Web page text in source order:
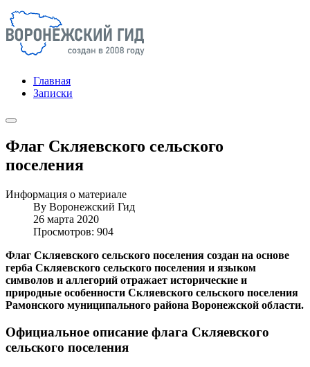
Главная
Записки
Флаг Скляевского сельского
поселения
Информация о материале
By Воронежский Гид
26 марта 2020
Просмотров: 904
Флаг Скляевского сельского поселения создан на основе
герба Скляевского сельского поселения и языком
символов и аллегорий отражает исторические и
природные особенности Скляевского сельского поселения
Рамонского муниципального района Воронежской области.
Официальное описание флага Скляевского
сельского поселения